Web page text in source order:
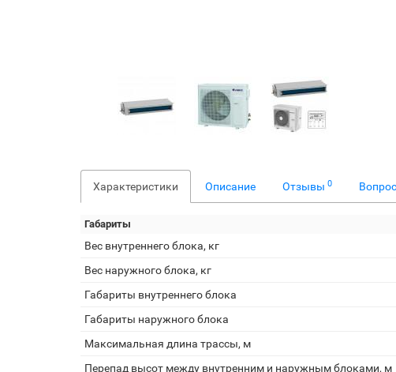
Характеристики Описание Отзывы 0
Габариты
Вес внутреннего блока, кг
Вес наружного блока, кг
Габариты внутреннего блока
Габариты наружного блока
Максимальная длина трассы, м
Перепад высот между внутренним и наружным блоками, м